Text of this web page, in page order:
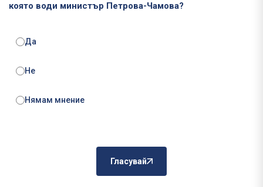
която води министър Петрова-Чамова?
Да
Не
Нямам мнение
Гласувай